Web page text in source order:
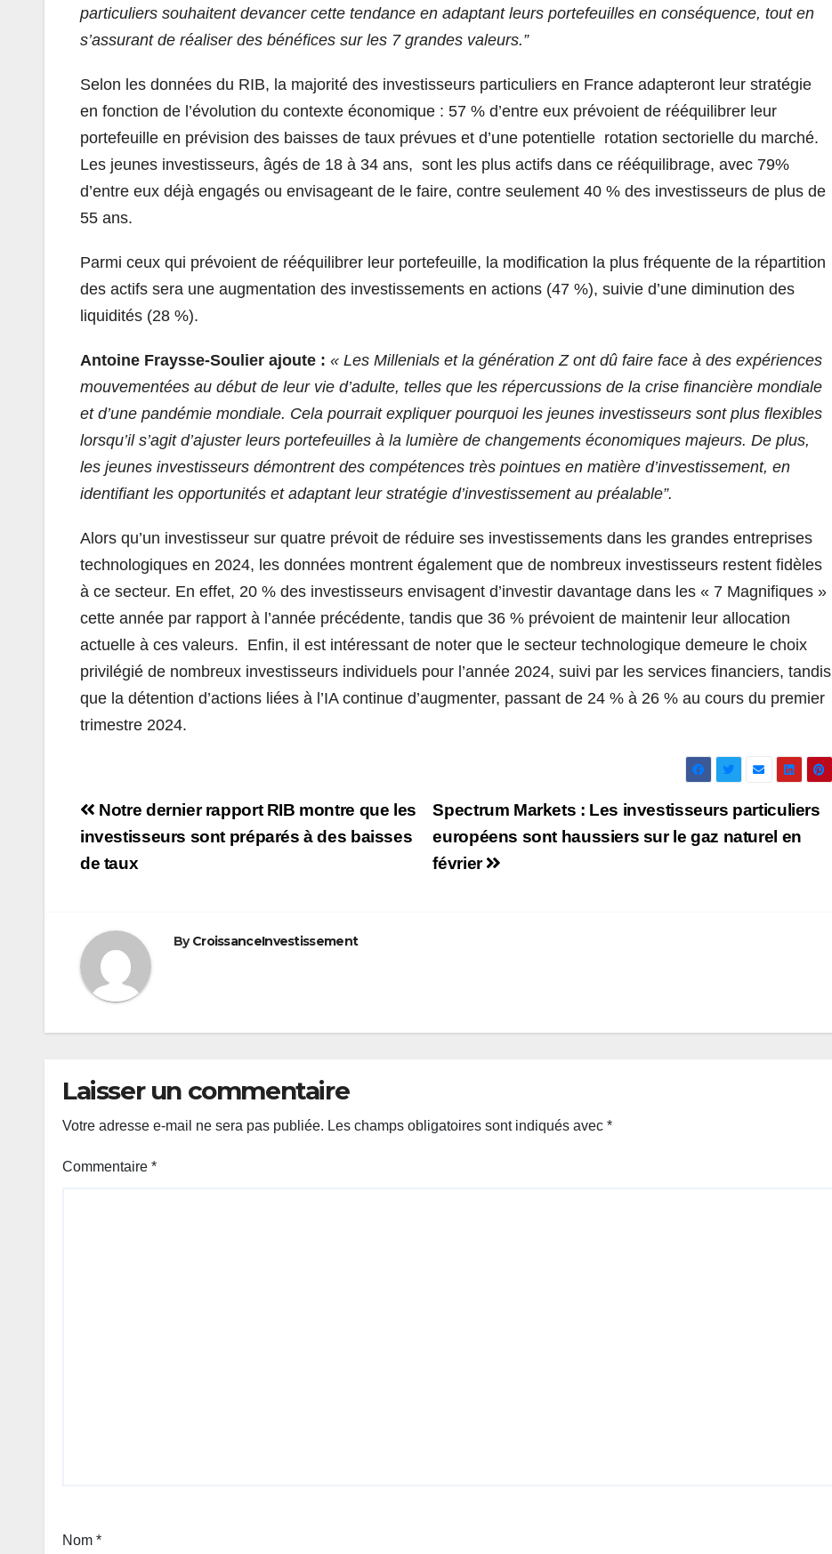
particuliers souhaitent devancer cette tendance en adaptant leurs portefeuilles en conséquence, tout en
s’assurant de réaliser des bénéfices sur les 7 grandes valeurs.”
Selon les données du RIB, la majorité des investisseurs particuliers en France adapteront leur stratégie
en fonction de l’évolution du contexte économique : 57 % d’entre eux prévoient de rééquilibrer leur
portefeuille en prévision des baisses de taux prévues et d’une potentielle rotation sectorielle du marché.
Les jeunes investisseurs, âgés de 18 à 34 ans, sont les plus actifs dans ce rééquilibrage, avec 79%
d’entre eux déjà engagés ou envisageant de le faire, contre seulement 40 % des investisseurs de plus de
55 ans.
Parmi ceux qui prévoient de rééquilibrer leur portefeuille, la modification la plus fréquente de la répartition
des actifs sera une augmentation des investissements en actions (47 %), suivie d’une diminution des
liquidités (28 %).
Antoine Fraysse-Soulier ajoute : « Les Millenials et la génération Z ont dû faire face à des expériences
mouvementées au début de leur vie d’adulte, telles que les répercussions de la crise financière mondiale
et d’une pandémie mondiale. Cela pourrait expliquer pourquoi les jeunes investisseurs sont plus flexibles
lorsqu’il s’agit d’ajuster leurs portefeuilles à la lumière de changements économiques majeurs. De plus,
les jeunes investisseurs démontrent des compétences très pointues en matière d’investissement, en
identifiant les opportunités et adaptant leur stratégie d’investissement au préalable”.
Alors qu’un investisseur sur quatre prévoit de réduire ses investissements dans les grandes entreprises
technologiques en 2024, les données montrent également que de nombreux investisseurs restent fidèles
à ce secteur. En effet, 20 % des investisseurs envisagent d’investir davantage dans les « 7 Magnifiques »
cette année par rapport à l’année précédente, tandis que 36 % prévoient de maintenir leur allocation
actuelle à ces valeurs. Enfin, il est intéressant de noter que le secteur technologique demeure le choix
privilégié de nombreux investisseurs individuels pour l’année 2024, suivi par les services financiers, tandis
que la détention d’actions liées à l’IA continue d’augmenter, passant de 24 % à 26 % au cours du premier
trimestre 2024.
Navigation
de
l’article
Spectrum Markets : Les investisseurs particuliers
européens sont haussiers sur le gaz naturel en
février
Notre dernier rapport RIB montre que les
investisseurs sont préparés à des baisses
de taux
ByCroissanceInvestissement
Laisser un commentaire
Votre adresse e-mail ne sera pas publiée. Les champs obligatoires sont indiqués avec *
Commentaire *
Nom *